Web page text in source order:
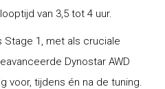
van 3,5 tot 4 uur.
1, met als cruciale
Dynostar AWD
voor, tijdens én na de tuning.